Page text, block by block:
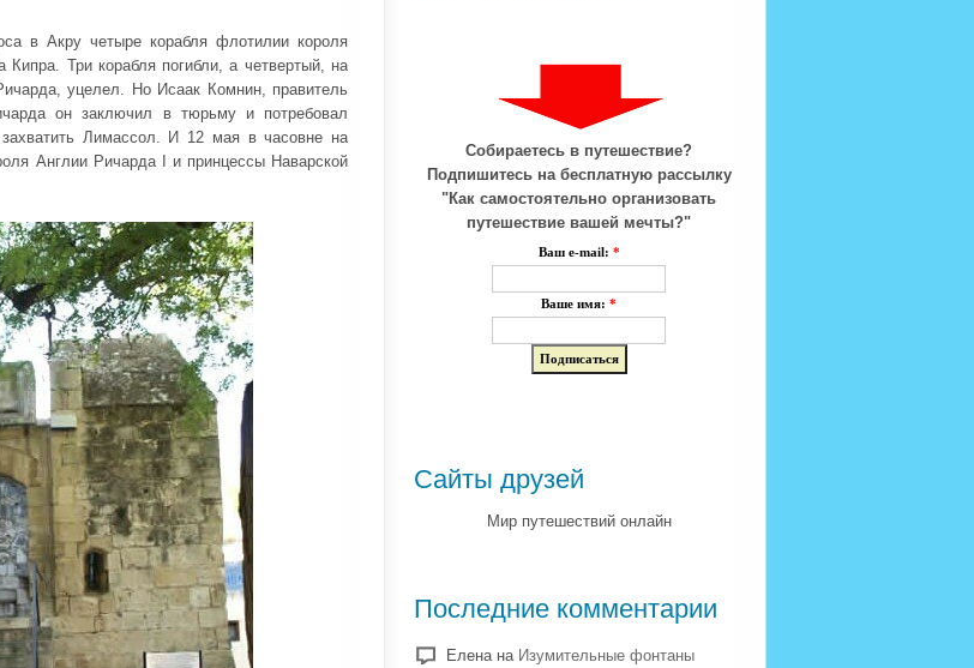
в Акру четыре корабля флотилии короля
Три корабля погибли, а четвертый, на
уцелел. Но Исаак Комнин, правитель
он заключил в тюрьму и потребовал
Лимассол. И 12 мая в часовне на
Англии Ричарда I и принцессы Наварской
Собираетесь в путешествие?
Подпишитесь на бесплатную рассылку
"Как самостоятельно организовать
путешествие вашей мечты?"
Ваш e-mail: *
Ваше имя: *
Сайты друзей
Мир путешествий онлайн
Последние комментарии
Елена на Изумительные фонтаны